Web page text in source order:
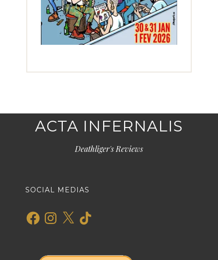
ACTA INFERNALIS
Deathliger's Reviews
SOCIAL MEDIAS
FacebookInstagram
X TikTok